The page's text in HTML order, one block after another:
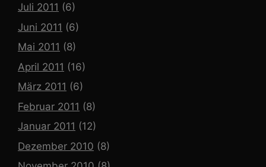
Juli 2011 (6)
Juni 2011 (6)
Mai 2011 (8)
April 2011 (16)
März 2011 (6)
Februar 2011 (8)
Januar 2011 (12)
Dezember 2010 (8)